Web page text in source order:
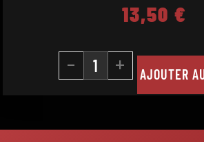
13,50 €
- + AJOUTER